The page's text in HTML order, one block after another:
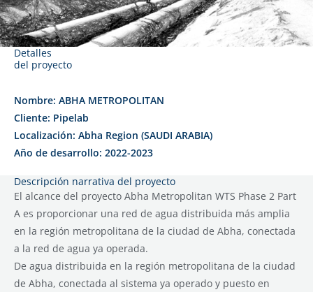
Detalles
del proyecto
Nombre: ABHA METROPOLITAN
Cliente: Pipelab
Localización: Abha Region (SAUDI ARABIA)
Año de desarrollo: 2022-2023
Descripción narrativa del proyecto
El alcance del proyecto Abha Metropolitan WTS Phase 2 Part
A es proporcionar una red de agua distribuida más amplia
en la región metropolitana de la ciudad de Abha, conectada
a la red de agua ya operada.
De agua distribuida en la región metropolitana de la ciudad
de Abha, conectada al sistema ya operado y puesto en